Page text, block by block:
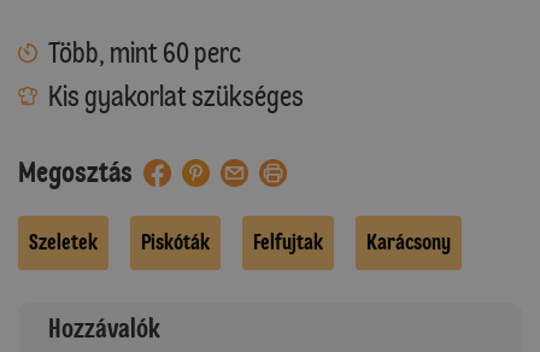
Több, mint 60 perc
Kis gyakorlat szükséges
Megosztás
Szeletek Piskóták Felfujtak Karácsony
Hozzávalók